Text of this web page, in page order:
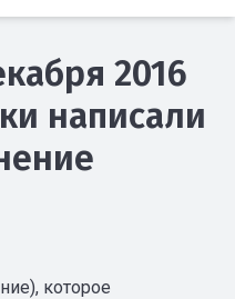
2016
написали
которое